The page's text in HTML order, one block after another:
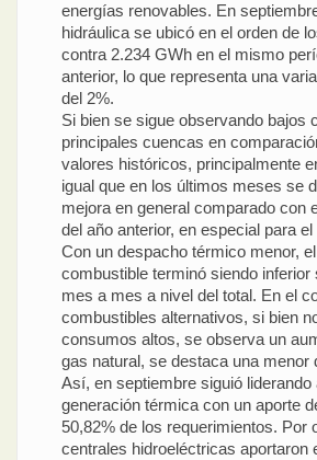
energías renovables. En
hidráulica se ubicó en el orden de
contra 2.234 GWh en el mismo
anterior, lo que representa una
del 2%.
Si bien se sigue observando bajos
principales cuencas en
valores históricos, principalmente
igual que en los últimos meses se
mejora en general comparado con
del año anterior, en especial para
Con un despacho térmico menor,
combustible terminó siendo
mes a mes a nivel del total. En el
combustibles alternativos, si bien
consumos altos, se observa un
gas natural, se destaca una menor
Así, en septiembre siguió liderando
generación térmica con un aporte
50,82% de los requerimientos. Por
centrales hidroeléctricas aportaron